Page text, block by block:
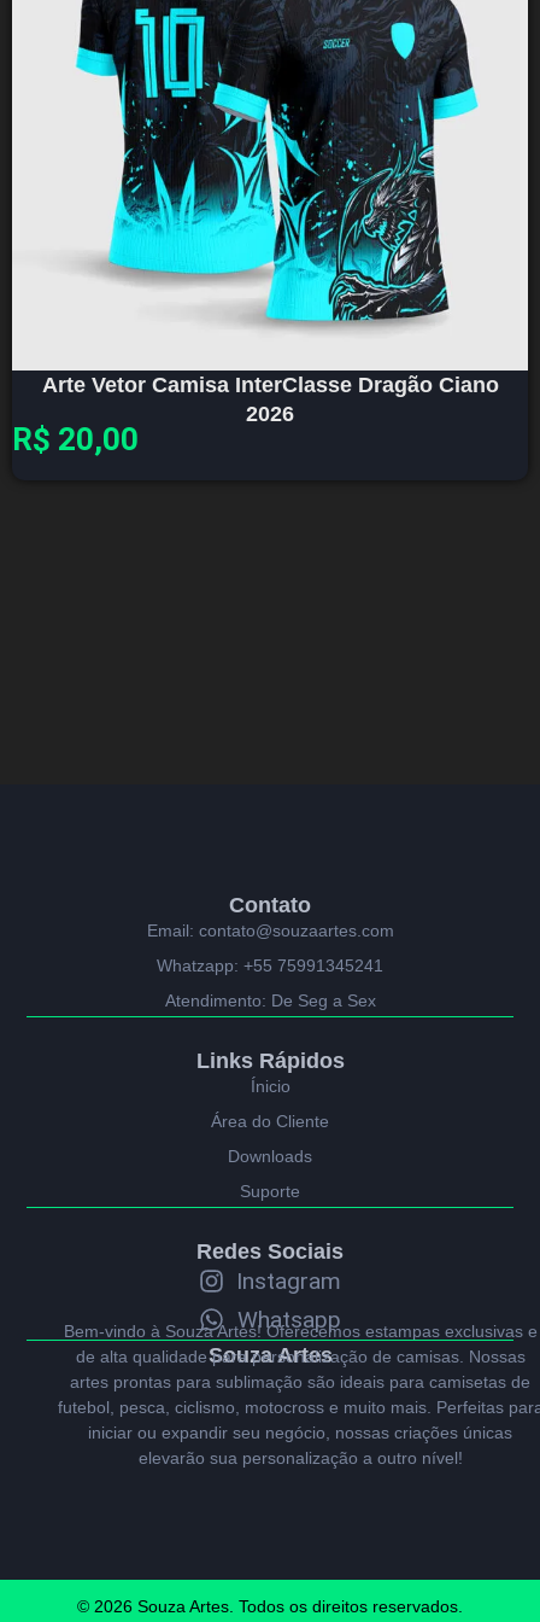
Arte Vetor Camisa InterClasse Dragão Ciano
2026
R$ 20,00
Souza Artes
Bem-vindo à Souza Artes! Oferecemos estampas exclusivas e
de alta qualidade para personalização de camisas. Nossas
artes prontas para sublimação são ideais para camisetas de
futebol, pesca, ciclismo, motocross e muito mais. Perfeitas
iniciar ou expandir seu negócio, nossas criações únicas
elevarão sua personalização a outro nível!
Contato
Email: contato@souzaartes.com
Whatzapp: +55 75991345241
Atendimento: De Seg a Sex
Redes Sociais
Instagram
Whatsapp
Links Rápidos
Ínicio
Área do Cliente
Downloads
Suporte
© 2026 Souza Artes. Todos os direitos reservados.